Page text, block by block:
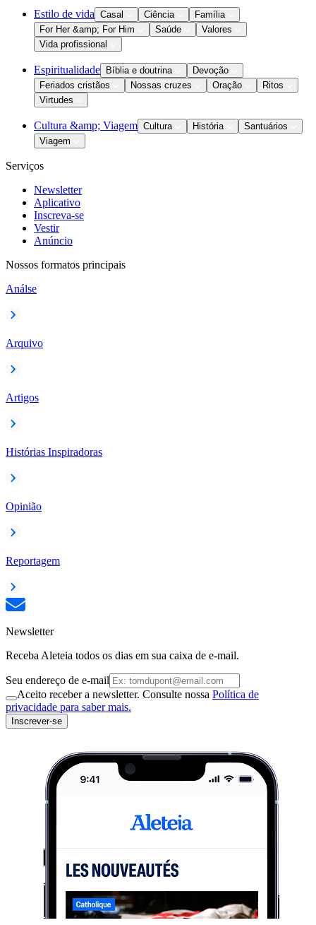
Estilo de vida Casal Ciência
Família
For Her &amp; For Him
Saúde
Valores
Vida profissional
Espiritualidade Bíblia e doutrina
Devoção
Feriados cristãos
Nossas cruzes Oração
Ritos
Virtudes
Cultura &amp; Viagem Cultura História
Santuários
Viagem
Serviços
Newsletter
Aplicativo
Inscreva-se
Vestir
Anúncio
Nossos formatos principais
Análse
Arquivo
Artigos
Histórias Inspiradoras
Opinião
Reportagem
Newsletter
Receba Aleteia todos os dias em sua caixa de e-mail.
Seu endereço de e-mail
Aceito receber a newsletter. Consulte nossa Política de
privacidade para saber mais.
Inscrever-se